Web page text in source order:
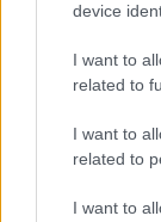
device
I want to
related to
I want to
related to
I want to